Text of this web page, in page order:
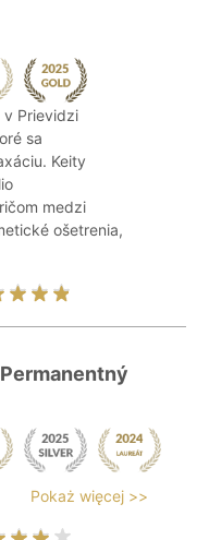
v Prievidzi
sa
Keity
medzi
ošetrenia,
Pokaż więcej >>